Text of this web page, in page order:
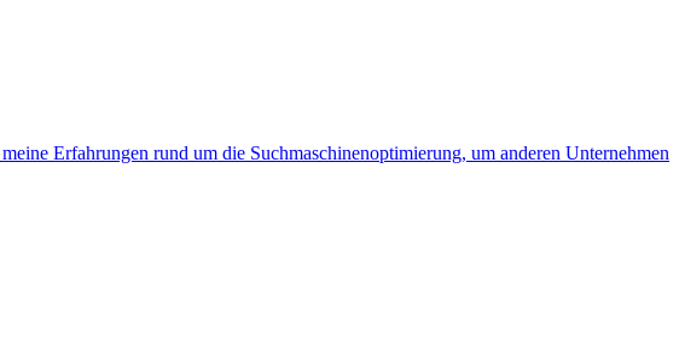
Erfahrungen rund um die Suchmaschinenoptimierung, um anderen Unternehmen